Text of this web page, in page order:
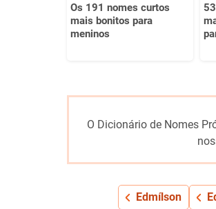
Os 191 nomes curtos
mais bonitos para
meninos
O Dicionário de Nomes
Edmílson